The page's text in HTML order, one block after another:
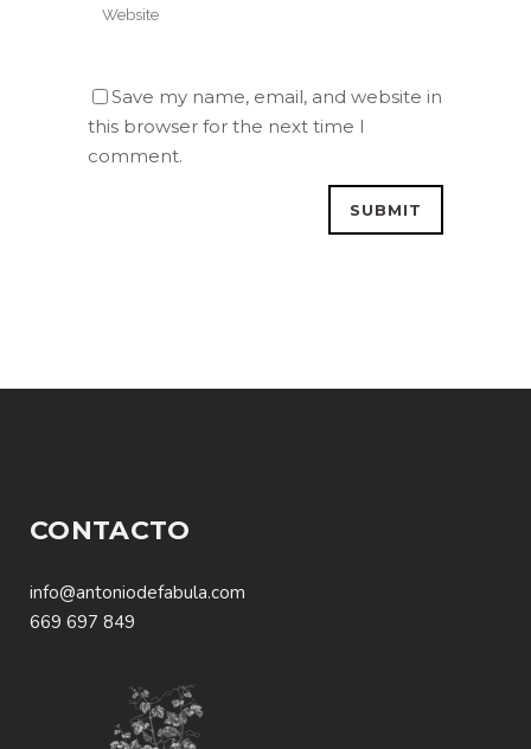
Save my name, email, and website in
this browser for the next time I
comment.
CONTACTO
info@antoniodefabula.com
669 697 849